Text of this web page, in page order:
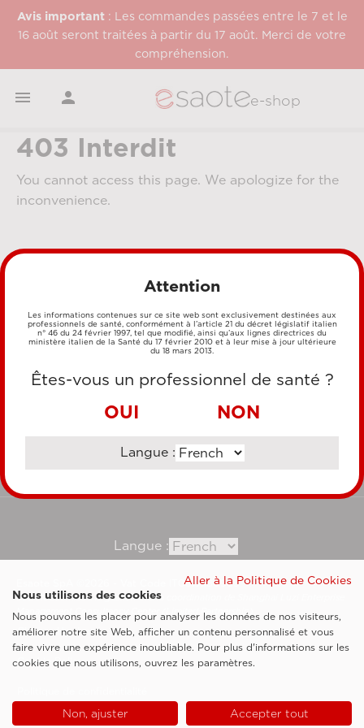
Avis important: Les commandes passées entre le 7 et le
16 août seront traitées à partir du 17 août. Merci de votre
compréhension.
  e-shop
403 Interdit
You cannot access this page. We apologize for the
inconvenience.
MÉTHODES DE PAIEMENT
VIREMENT BANCAIRE
Langue :
Esaote SpA ©2026 - Vat Code IT05131180969
Société soumise à la gestion et à la coordination de Shanghai Luzi Enterprise
Management Consultancy Center (Limited Partnership)
Clauses légales
Cookie Policy
Attention
Les informations contenues sur ce site web sont exclusivement destinées aux
professionnels de santé, conformément à l’article 21 du décret législatif italien
n° 46 du 24 février 1997, tel que modifié, ainsi qu’aux lignes directrices du
ministère italien de la Santé du 17 février 2010 et à leur mise à jour ultérieure
du 18 mars 2013.
Êtes-vous un professionnel de santé ?
OUI NON
Langue :
Aller à la Politique de Cookies
Nous utilisons des cookies
Nous pouvons les placer pour analyser les données de nos visiteurs,
améliorer notre site Web, afficher un contenu personnalisé et vous
faire vivre une expérience inoubliable. Pour plus d'informations sur les
cookies que nous utilisons, ouvrez les paramètres.
Non, ajuster Accepter tout